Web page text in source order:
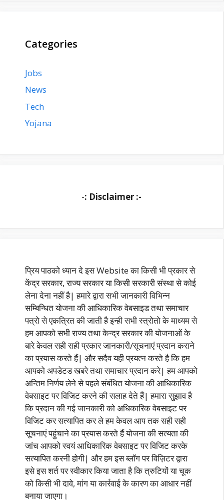
Categories
Jobs
News
Tech
Yojana
-: Disclaimer :-
प्रिय पाठको ध्यान दे इस Website का किसी भी प्रकार से
केंद्र सरकार, राज्य सरकार या किसी सरकारी संस्था से कोई
लेना देना नहीं है| हमारे द्वारा सभी जानकारी विभिन्न
सम्बिन्धित योजना की आधिकारिक वेबसाइड तथा समाचार
पत्रो से एकत्रित की जाती है इन्ही सभी स्त्रोतो के माध्यम से
हम आपको सभी राज्य तथा केन्द्र सरकार की योजनाओं के
बारे केवल सही सही प्रकार जानकारी/सूचनाएं प्रदान कराने
का प्रयास करते हैं| और सदैव यही प्रयत्न करते है कि हम
आपको अपडेटड खबरे तथा समाचार प्रदान करे| हम आपको
अन्तिम निर्णय लेने से पहले संबंधित योजना की आधिकारिक
वेबसाइट पर विजिट करने की सलाह देते हैं| हमारा सुझाव है
कि प्रदान की गई जानकारी को अधिकारिक वेबसाइट पर
विजिट कर सत्यापित कर ले हम केवल आप तक सही सही
सूचनाएं पहुंचाने का प्रयास करते हैं योजना की सत्यता की
जांच आपको स्वयं आधिकारिक वेबसाइट पर विजिट करके
सत्यापित करनी होगी| और हम इस ब्लॉग पर विज़िटर द्वारा
इसे इस शर्त पर स्वीकार किया जाता है कि त्रुटियों या चूक
को किसी भी दावे, मांग या कार्रवाई के कारण का आधार नहीं
बनाया जाएगा।